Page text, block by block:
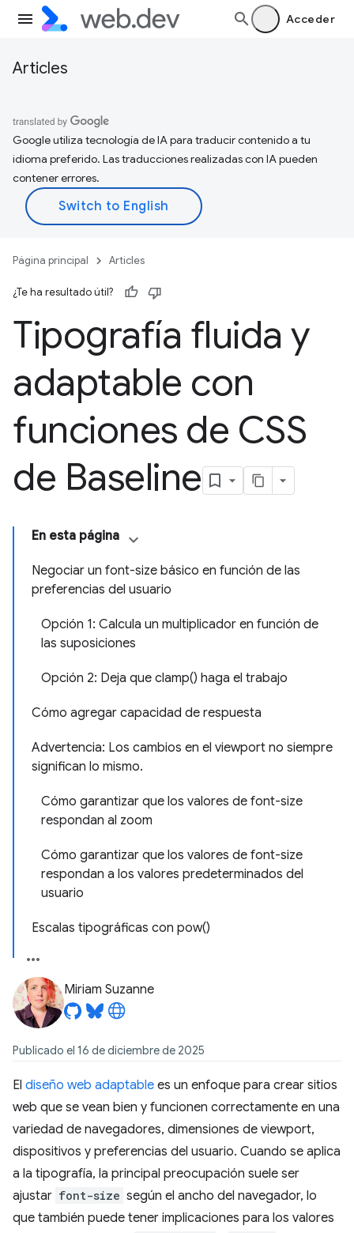
Acceder
Articles
Google utiliza tecnología de IA para traducir contenido a tu
idioma preferido. Las traducciones realizadas con IA pueden
contener errores.
Página principal Articles
¿Te ha resultado útil?
Tipografía fluida y
adaptable con
funciones de CSS
de Baseline
En esta página
Negociar un font-size básico en función de las
preferencias del usuario
Opción 1: Calcula un multiplicador en función de
las suposiciones
Opción 2: Deja que clamp() haga el trabajo
Cómo agregar capacidad de respuesta
Advertencia: Los cambios en el viewport no siempre
significan lo mismo.
Cómo garantizar que los valores de font-size
respondan al zoom
Cómo garantizar que los valores de font-size
respondan a los valores predeterminados del
usuario
Escalas tipográficas con pow()
Miriam Suzanne
Publicado el 16 de diciembre de 2025
El diseño web adaptable es un enfoque para crear sitios
web que se vean bien y funcionen correctamente en una
variedad de navegadores, dimensiones de viewport,
dispositivos y preferencias del usuario. Cuando se aplica
a la tipografía, la principal preocupación suele ser
ajustar font-size según el ancho del navegador, lo
que también puede tener implicaciones para los valores